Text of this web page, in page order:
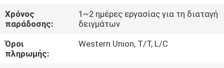
ΜΕ
ΕΙΔΉΣΕΙΣ
Χρόνος
παράδοσης:
1~2 ημέρες εργασίας για τη διαταγή
δειγμάτων
Όροι
πληρωμής:
Western Union, T/T, L/C